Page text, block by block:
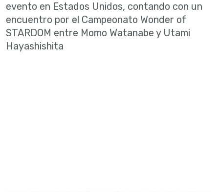
evento en Estados Unidos, contando con un
encuentro por el Campeonato Wonder of
STARDOM entre Momo Watanabe y Utami
Hayashishita